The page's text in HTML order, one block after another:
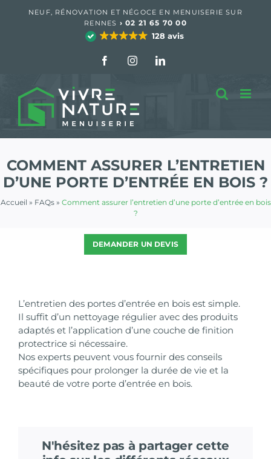
NEUF, RÉNOVATION ET NÉGOCE EN MENUISERIE SUR
RENNES › 02 21 65 70 00
128 avis
FacebookInstagramLinkedIn
COMMENT ASSURER L’ENTRETIEN
D’UNE PORTE D’ENTRÉE EN BOIS ?
Accueil » FAQs» Comment assurer l’entretien d’une porte d’entrée en bois
?
DEMANDER UN DEVIS
L’entretien des portes d’entrée en bois est simple.
Il suffit d’un nettoyage régulier avec des produits
adaptés et l’application d’une couche de finition
protectrice si nécessaire.
Nos experts peuvent vous fournir des conseils
spécifiques pour prolonger la durée de vie et la
beauté de votre porte d’entrée en bois.
N'hésitez pas à partager cette